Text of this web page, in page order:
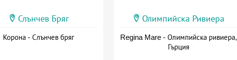
Слънчев Бряг
Корона - Слънчев бряг
Олимпийска Ривиера
Regina Mare - Олимпийска ривиера,
Гърция